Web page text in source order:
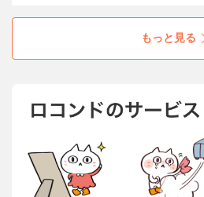
がガーリーなアイテム
もっと見る